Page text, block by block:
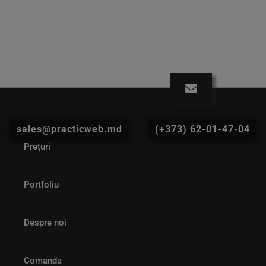
sales@practicweb.md (+373) 62-01-47-04
Prețuri
Portfoliu
Despre noi
Comanda